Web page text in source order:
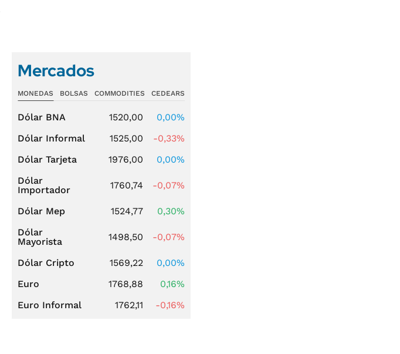
Mercados
MONEDAS BOLSAS COMMODITIES CEDEARS
Dólar BNA 1520,00
0,00%
Dólar Informal
1525,00
-0,33%
Dólar Tarjeta
1976,00
0,00%
Dólar
Importador
1760,74 -0,07%
Dólar Mep 1524,77
0,30%
Dólar
Mayorista
1498,50 -0,07%
Dólar Cripto 1569,22
0,00%
Euro
1768,88
0,16%
Euro Informal
1762,11 -0,16%